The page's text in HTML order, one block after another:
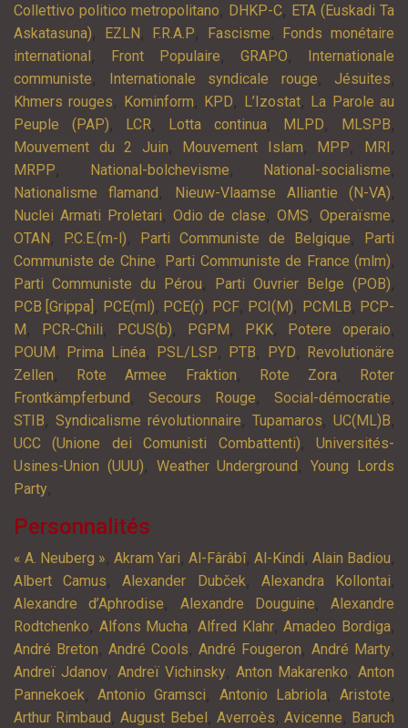
Collettivo politico metropolitano, DHKP-C, ETA (Euskadi Ta
Askatasuna), EZLN , F.R.A.P, Fascisme,
Fonds monétaire
international , Front Populaire, GRAPO,
Internationale
communiste, Internationale syndicale rouge, Jésuites,
Khmers rouges, Kominform, KPD, L’Izostat, La Parole au
Peuple (PAP), LCR, Lotta continua, MLPD, MLSPB,
Mouvement du 2 Juin, Mouvement Islam, MPP, MRI ,
MRPP, National-bolchevisme, National-socialisme,
Nationalisme flamand , Nieuw-Vlaamse Alliantie (N-VA),
Nuclei Armati Proletari, Odio de clase,OMS,Operaïsme,
OTAN , P.C.E.(m-l), Parti Communiste de Belgique,
Parti
Communiste de Chine, Parti Communiste de France (mlm),
Parti Communiste du Pérou, Parti Ouvrier Belge (POB),
PCB [Grippa] , PCE(ml), PCE(r), PCF, PCI(M), PCMLB, PCP-
M , PCR-Chili, PCUS(b), PGPM , PKK, Potere operaio,
POUM , Prima Linéa, PSL/LSP, PTB, PYD,
Revolutionäre
Zellen, Rote Armee Fraktion, Rote Zora,
Roter
Frontkämpferbund , Secours Rouge, Social-démocratie,
STIB, Syndicalisme révolutionnaire, Tupamaros, UC(ML)B,
UCC (Unione dei Comunisti Combattenti),Universités-
Usines-Union (UUU), Weather Underground ,Young Lords
Party,
Personnalités
« A. Neuberg », Akram Yari, Al-Fârâbî, Al-Kindi, Alain Badiou,
Albert Camus,Alexander Dubček, Alexandra Kollontai,
Alexandre d’Aphrodise, Alexandre Douguine, Alexandre
Rodtchenko, Alfons Mucha,Alfred Klahr,Amadeo Bordiga,
André Breton, André Cools, André Fougeron, André Marty,
Andreï Jdanov, Andreï Vichinsky, Anton Makarenko, Anton
Pannekoek,Antonio Gramsci, Antonio Labriola,Aristote,
Arthur Rimbaud ,August Bebel , Averroès, Avicenne, Baruch